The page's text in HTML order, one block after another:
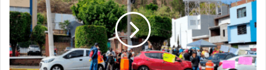
Sale
Sorprende
A
Morelianos;
Hay
Tensión